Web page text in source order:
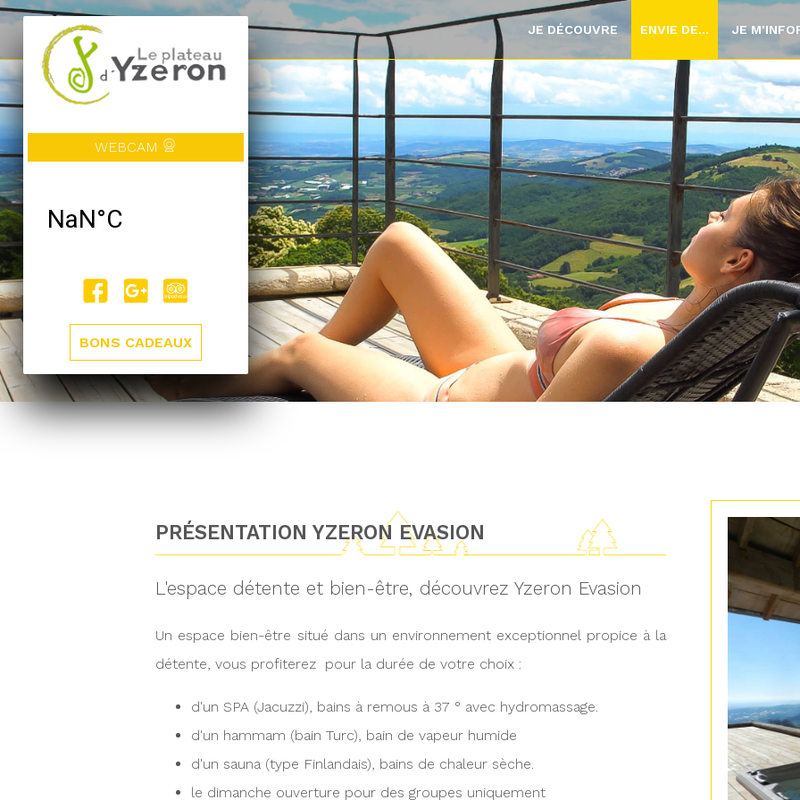
WEBCAM
BONS CADEAUX
JE DÉCOUVRE ENVIE DE... JE
PRÉSENTATION YZERON EVASION
L'espace détente et bien-être, découvrez Yzeron Evasion
Un espace bien-être situé dans un environnement exceptionnel propice à la
détente, vous profiterez pour la durée de votre choix :
d'un SPA (Jacuzzi), bains à remous à 37 ° avec hydromassage.
d'un hammam (bain Turc), bain de vapeur humide
d'un sauna (type Finlandais), bains de chaleur sèche.
le dimanche ouverture pour des groupes uniquement